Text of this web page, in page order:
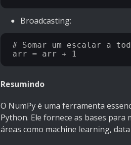
Broadcasting:
# Somar um escalar a
Resumindo
O NumPy é uma ferramenta
Python. Ele fornece as bases
áreas como machine learning,